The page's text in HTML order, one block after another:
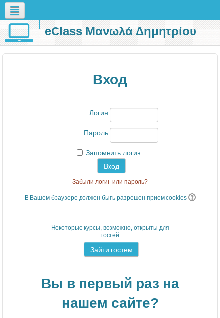
Русский (ru)eClass Μανωλά Δημητρίου
Вход
Логин
Пароль
Запомнить логин
Забыли логин или пароль?
В Вашем браузере должен быть разрешен прием cookies
Некоторые курсы, возможно, открыты для
гостей
Вы в первый раз на
нашем сайте?